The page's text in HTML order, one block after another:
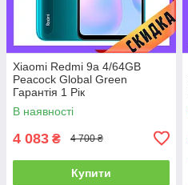
Xiaomi Redmi 9a 4/64GB
Peacock Global Green
Гарантія 1 Рік
В наявності
4 083 ₴ 4 700 ₴
Купити